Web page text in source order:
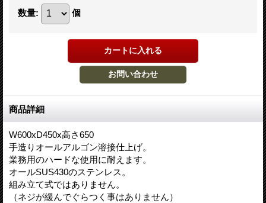
数量: 個
商品詳細
W600xD450x高さ650
手造りオールアルゴン溶接仕上げ。
業務用のハードな使用に耐えます。
オールSUS430のステンレス。
組み立て式ではありません。
（ネジが緩んでぐらつく事はありません）